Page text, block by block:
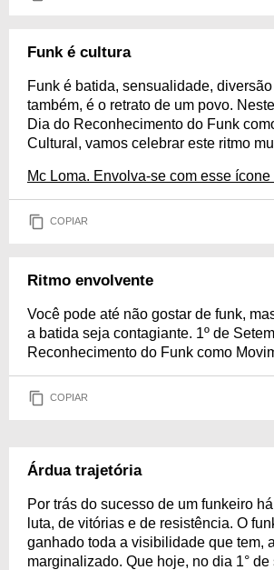
Funk é cultura
Funk é batida, sensualidade,
também, é o retrato de um povo.
Dia do Reconhecimento do Funk
Cultural, vamos celebrar este ritmo
Mc Loma. Envolva-se com esse ícone
COPIAR
Ritmo envolvente
Você pode até não gostar de funk,
a batida seja contagiante. 1º de
Reconhecimento do Funk como
COPIAR
Árdua trajetória
Por trás do sucesso de um funkeiro
luta, de vitórias e de resistência. O
ganhado toda a visibilidade que tem,
marginalizado. Que hoje, no dia 1° de